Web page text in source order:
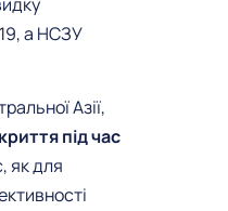
а НСЗУ
Азії,
під час
як для